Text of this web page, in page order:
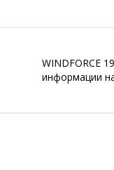
WINDFORCE
информации